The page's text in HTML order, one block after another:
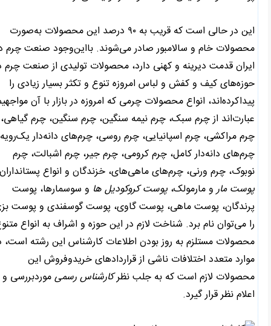
این در حالی است که قریب به ۹۰ درصد این محصولات به‌صورت
محصولات خام و سالامبور صادر می‌شوند. بااین‌وجود صنعت چرم در
ایران قدمت دیرینه و کهنی دارد، محصولات تولیدی از صنعت چرم در
حوزه‌های کیف و کفش و لباس امروزه تنوع و تکثر بسیار زیادی را
پیداکرده‌اند، انواع محصولات چرمی که امروزه در بازار با آن مواجهیم
عبارت‌اند از چرم سبک، چرم نیمه سنگین، چرم سنگین، چرم گیاهی،
چرم مراکشی، چرم اسپانیایی، چرم روسی، چرم‌های دانه‌دار یک‌رویه،
چرم‌های دانه‌دار کامل، چرم کرومی، چرم جیر، چرم اشبالت، چرم
نوبوک، چرم ورنی، چرم‌های ماهی‌های، خزندگان و انواع پستانداران،
پوست مارو مارمولک،پوست کروکودیل هاو سوسمارها، پوست
پرندگان، پوست ماهی، پوست گاوی، پوست گوسفندی و پوست بزی
را می‌توان نام برد. شناخت لازم در این حوزه و اشراف به انواع متنوع
محصولات مستلزم به روز بودن اطلاعات کارشناس این رشته است، در
موارد متعدد اختلافات ناشی از قراردادهای خریدوفروش این
محصولات لازم است که به جلب نظرکارشناس رسمیموردبررسی و
اعلام نظر قرار گیرد.